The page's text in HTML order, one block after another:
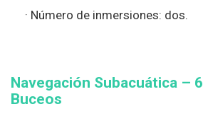
· Número de inmersiones: dos.
Navegación Subacuática –
Buceos